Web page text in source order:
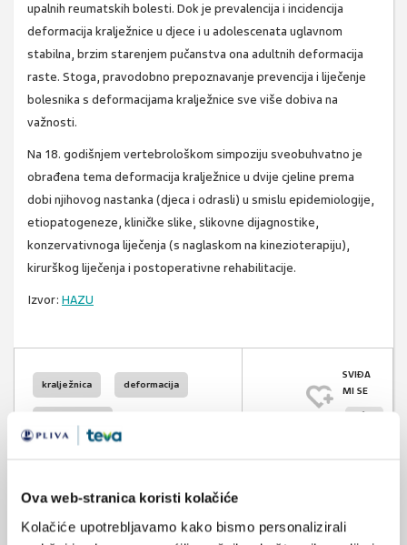
Ova web-stranica koristi kolačiće
Kolačiće upotrebljavamo kako bismo personalizirali
upalnih reumatskih bolesti. Dok je prevalencija i incidencija
deformacija kralježnice u djece i u adolescenata uglavnom
stabilna, brzim starenjem pučanstva ona adultnih deformacija
raste. Stoga, pravodobno prepoznavanje prevencija i liječenje
bolesnika s deformacijama kralježnice sve više dobiva na
važnosti.
Na 18. godišnjem vertebrološkom simpoziju sveobuhvatno je
obrađena tema deformacija kralježnice u dvije cjeline prema
dobi njihovog nastanka (djeca i odrasli) u smislu epidemiologije,
etiopatogeneze, kliničke slike, slikovne dijagnostike,
konzervativnoga liječenja (s naglaskom na kinezioterapiju),
kirurškog liječenja i postoperativne rehabilitacije.
Izvor: HAZU
kralježnica deformacija
SVIĐA
MI SE
1